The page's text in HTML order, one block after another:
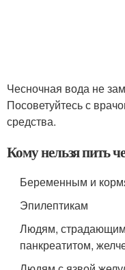
Чесночная вода не
Посоветуйтесь с
средства.
Кому нельзя пить
Беременным и
Эпилептикам
Людям,
панкреатитом,